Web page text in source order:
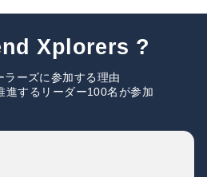
Xplorers ?
ラーズに参加する理由
進するリーダー100名が参加